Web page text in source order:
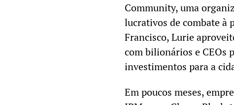
Community, uma
lucrativos de combate à
Francisco, Lurie
com bilionários e CEOs
investimentos para a
Em poucos meses,